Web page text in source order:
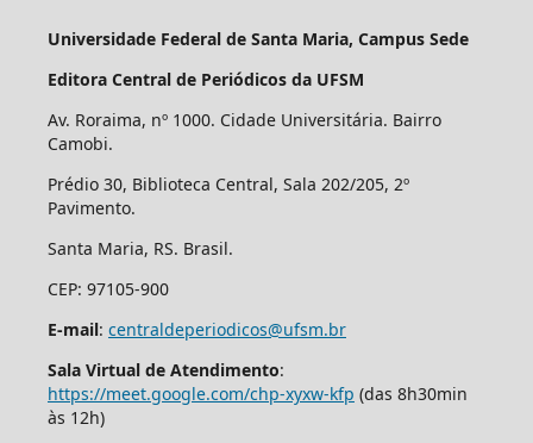
Universidade Federal de Santa Maria, Campus Sede
Editora Central de Periódicos da UFSM
Av. Roraima, nº 1000. Cidade Universitária. Bairro
Camobi.
Prédio 30, Biblioteca Central, Sala 202/205, 2º
Pavimento.
Santa Maria, RS. Brasil.
CEP: 97105-900
E-mail: centraldeperiodicos@ufsm.br
Sala Virtual de Atendimento:
https://meet.google.com/chp-xyxw-kfp (das 8h30min
às 12h)